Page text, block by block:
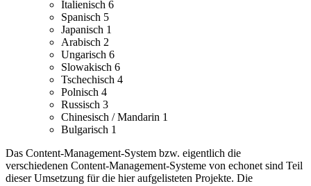
Italienisch 6
Spanisch 5
Japanisch 1
Arabisch 2
Ungarisch 6
Slowakisch 6
Tschechisch 4
Polnisch 4
Russisch 3
Chinesisch / Mandarin 1
Bulgarisch 1
Das Content-Management-System bzw. eigentlich die
verschiedenen Content-Management-Systeme von echonet sind Teil
dieser Umsetzung für die hier aufgelisteten Projekte. Die